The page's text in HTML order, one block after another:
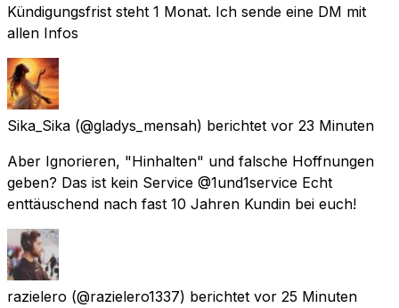
Kündigungsfrist steht 1 Monat. Ich sende eine DM mit
allen Infos
Sika_Sika (@gladys_mensah) berichtet vor 23 Minuten
Aber Ignorieren, "Hinhalten" und falsche Hoffnungen
geben? Das ist kein Service @1und1service Echt
enttäuschend nach fast 10 Jahren Kundin bei euch!
razielero (@razielero1337) berichtet vor 25 Minuten